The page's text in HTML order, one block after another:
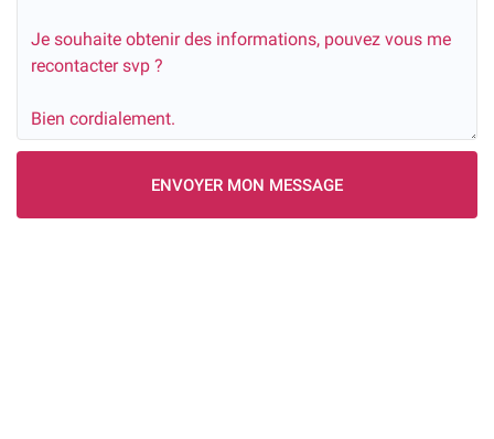
ENVOYER MON MESSAGE